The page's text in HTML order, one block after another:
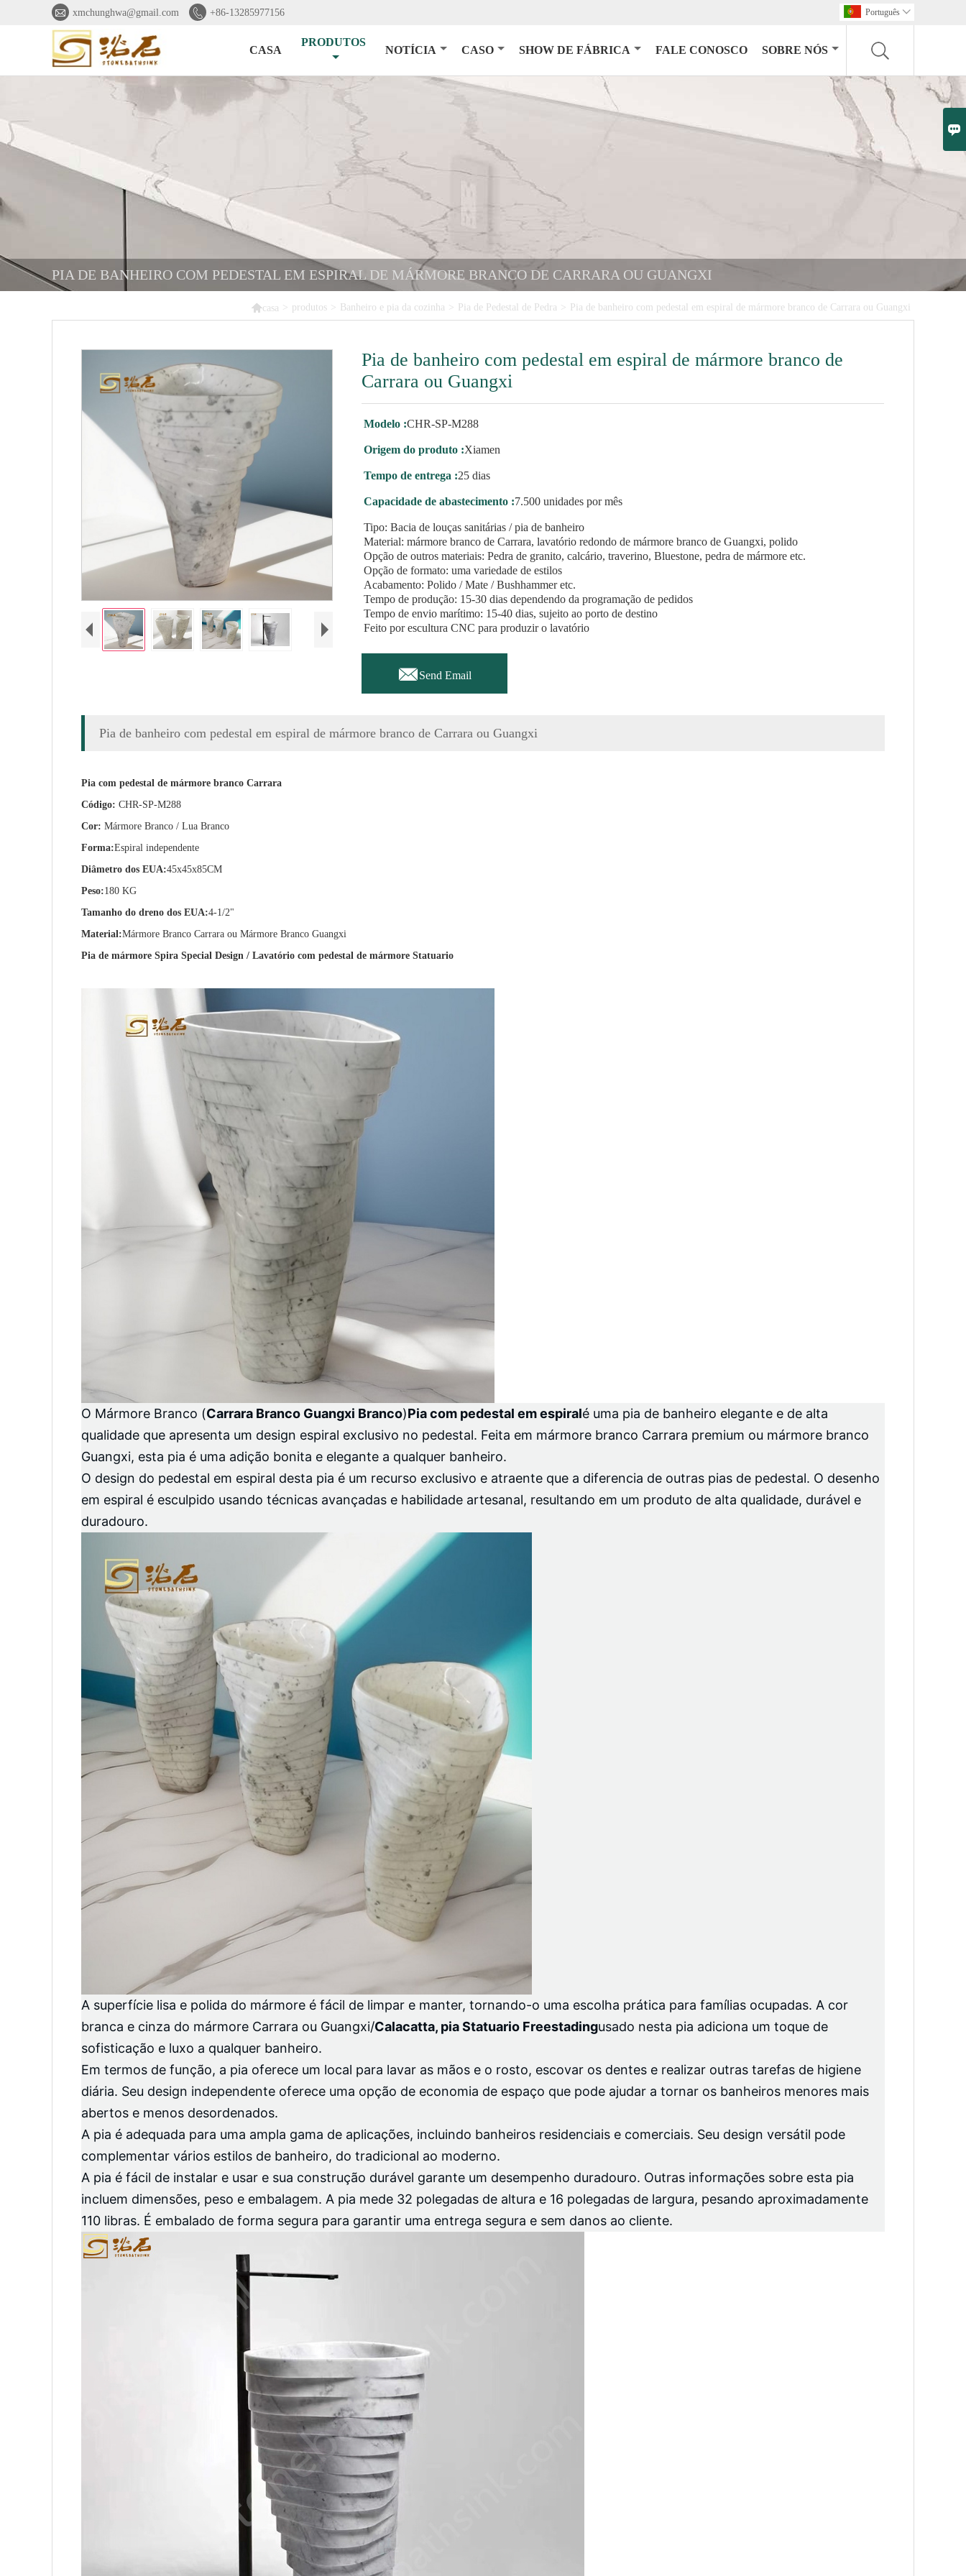

 xmchunghwa@gmail.com  +86-13285977156 Português 
CASA
PRODUTOS
NOTÍCIA CASO SHOW DE FÁBRICA FALE CONOSCO SOBRE NÓS
PIA DE BANHEIRO COM PEDESTAL EM ESPIRAL DE MÁRMORE BRANCO DE CARRARA OU GUANGXI
casa > produtos > Banheiro e pia da cozinha > Pia de Pedestal de Pedra > Pia de banheiro com pedestal em espiral de mármore branco de Carrara ou Guangxi
Pia de banheiro com pedestal em espiral de mármore branco de
Carrara ou Guangxi
Modelo :CHR-SP-M288
Origem do produto :Xiamen
Tempo de entrega :25 dias
Capacidade de abastecimento :7.500 unidades por mês
Tipo: Bacia de louças sanitárias / pia de banheiro
Material: mármore branco de Carrara, lavatório redondo de mármore branco de Guangxi, polido
Opção de outros materiais: Pedra de granito, calcário, traverino, Bluestone, pedra de mármore etc.
Opção de formato: uma variedade de estilos
Acabamento: Polido / Mate / Bushhammer etc.
Tempo de produção: 15-30 dias dependendo da programação de pedidos
Tempo de envio marítimo: 15-40 dias, sujeito ao porto de destino
Feito por escultura CNC para produzir o lavatório
Send Email
Pia de banheiro com pedestal em espiral de mármore branco de Carrara ou Guangxi
Pia com pedestal de mármore branco Carrara
Código: CHR-SP-M288
Cor: Mármore Branco / Lua Branco
Forma:Espiral independente
Diâmetro dos EUA:45x45x85CM
Peso:180 KG
Tamanho do dreno dos EUA:4-1/2"
Material:Mármore Branco Carrara ou Mármore Branco Guangxi
Pia de mármore Spira Special Design / Lavatório com pedestal de mármore Statuario
O Mármore Branco (Carrara Branco Guangxi Branco)Pia com pedestal em espiralé uma pia de banheiro elegante e de alta
qualidade que apresenta um design espiral exclusivo no pedestal. Feita em mármore branco Carrara premium ou mármore branco
Guangxi, esta pia é uma adição bonita e elegante a qualquer banheiro.
O design do pedestal em espiral desta pia é um recurso exclusivo e atraente que a diferencia de outras pias de pedestal. O desenho
em espiral é esculpido usando técnicas avançadas e habilidade artesanal, resultando em um produto de alta qualidade, durável e
duradouro.
A superfície lisa e polida do mármore é fácil de limpar e manter, tornando-o uma escolha prática para famílias ocupadas. A cor
branca e cinza do mármore Carrara ou Guangxi/Calacatta, pia Statuario Freestadingusado nesta pia adiciona um toque de
sofisticação e luxo a qualquer banheiro.
Em termos de função, a pia oferece um local para lavar as mãos e o rosto, escovar os dentes e realizar outras tarefas de higiene
diária. Seu design independente oferece uma opção de economia de espaço que pode ajudar a tornar os banheiros menores mais
abertos e menos desordenados.
A pia é adequada para uma ampla gama de aplicações, incluindo banheiros residenciais e comerciais. Seu design versátil pode
complementar vários estilos de banheiro, do tradicional ao moderno.
A pia é fácil de instalar e usar e sua construção durável garante um desempenho duradouro. Outras informações sobre esta pia
incluem dimensões, peso e embalagem. A pia mede 32 polegadas de altura e 16 polegadas de largura, pesando aproximadamente
110 libras. É embalado de forma segura para garantir uma entrega segura e sem danos ao cliente.